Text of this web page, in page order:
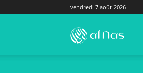
vendredi 7 août 2026